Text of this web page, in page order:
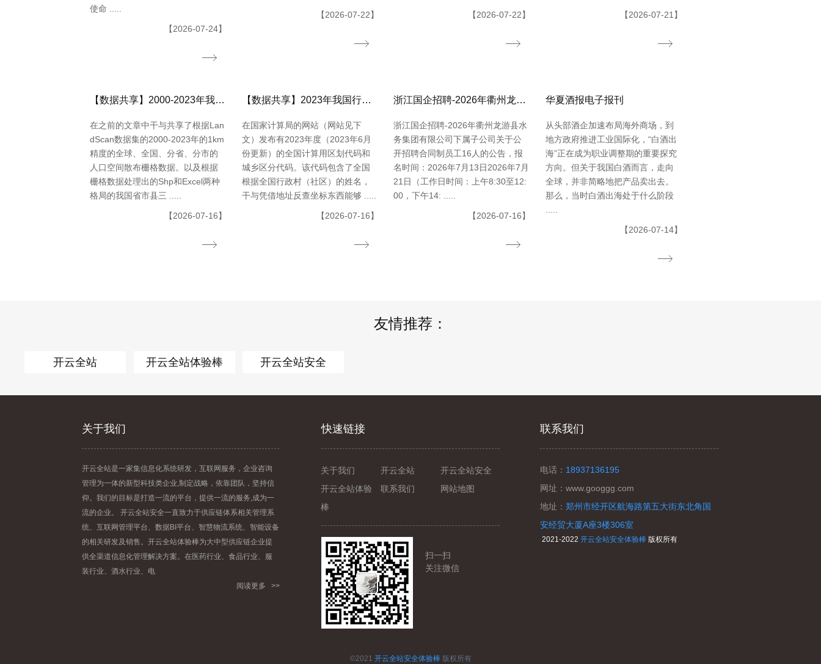
使命 .....
【2026-07-24】
【2026-07-22】 【2026-07-22】 【2026-07-21】
【数据共享】2000-2023年我国城镇人口数量数据（免费获取ShpExcel格局）
在之前的文章中干与共享了根据Lan
dScan数据集的2000-2023年的1km
精度的全球、全国、分省、分市的
人口空间散布栅格数据。以及根据
栅格数据处理出的Shp和Excel两种
格局的我国省市县三 .....
【2026-07-16】
【数据共享】2023年我国行政村（社区）点位数据（免费获取shpexcel格局）
在国家计算局的网站（网站见下
文）发布有2023年度（2023年6月
份更新）的全国计算用区划代码和
城乡区分代码。该代码包含了全国
根据全国行政村（社区）的姓名，
干与凭借地址反查坐标东西能够 .....
【2026-07-16】
浙江国企招聘-2026年衢州龙游县水务集团有限公司下属子公司关于公开招聘合同制员工16人的公告
浙江国企招聘-2026年衢州龙游县水
务集团有限公司下属子公司关于公
开招聘合同制员工16人的公告，报
名时间：2026年7月13日2026年7月
21日（工作日时间：上午8:30至12:
00，下午14: .....
【2026-07-16】
华夏酒报电子报刊
从头部酒企加速布局海外商场，到
地方政府推进工业国际化，“白酒出
海”正在成为职业调整期的重要探究
方向。但关于我国白酒而言，走向
全球，并非简略地把产品卖出去。
那么，当时白酒出海处于什么阶段
【2026-07-14】
友情推荐：
开云全站 开云全站体验棒 开云全站安全
关于我们
开云全站是一家集信息化系统研发，互联网服务，企业咨询
管理为一体的新型科技类企业,制定战略，依靠团队，坚持信
仰。我们的目标是打造一流的平台，提供一流的服务,成为一
流的企业。 开云全站安全一直致力于供应链体系相关管理系
统、互联网管理平台、数据BI平台、智慧物流系统、智能设备
的相关研发及销售。开云全站体验棒为大中型供应链企业提
供全渠道信息化管理解决方案。在医药行业、食品行业、服
装行业、酒水行业、电
阅读更多 >>
快速链接
关于我们 开云全站
开云全站安全
开云全站体验
棒
联系我们 网站地图
扫一扫
关注微信
联系我们
电话： 18937136195
网址：www.googgg.com
地址：郑州市经开区航海路第五大街东北角国
安经贸大厦A座3楼306室
2021-2022开云全站安全体验棒 版权所有
©2021 开云全站安全体验棒版权所有